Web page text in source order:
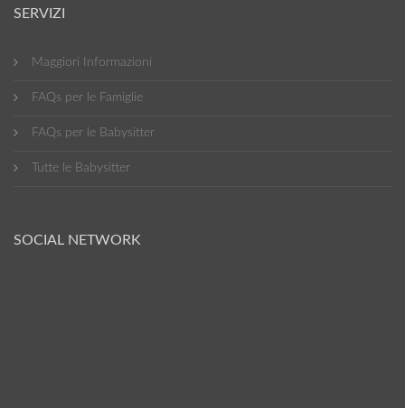
SERVIZI
Maggiori Informazioni
FAQs per le Famiglie
FAQs per le Babysitter
Tutte le Babysitter
SOCIAL NETWORK